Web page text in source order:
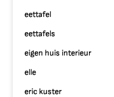
eettafel
eettafels
eigen huis interieur
elle
eric kuster